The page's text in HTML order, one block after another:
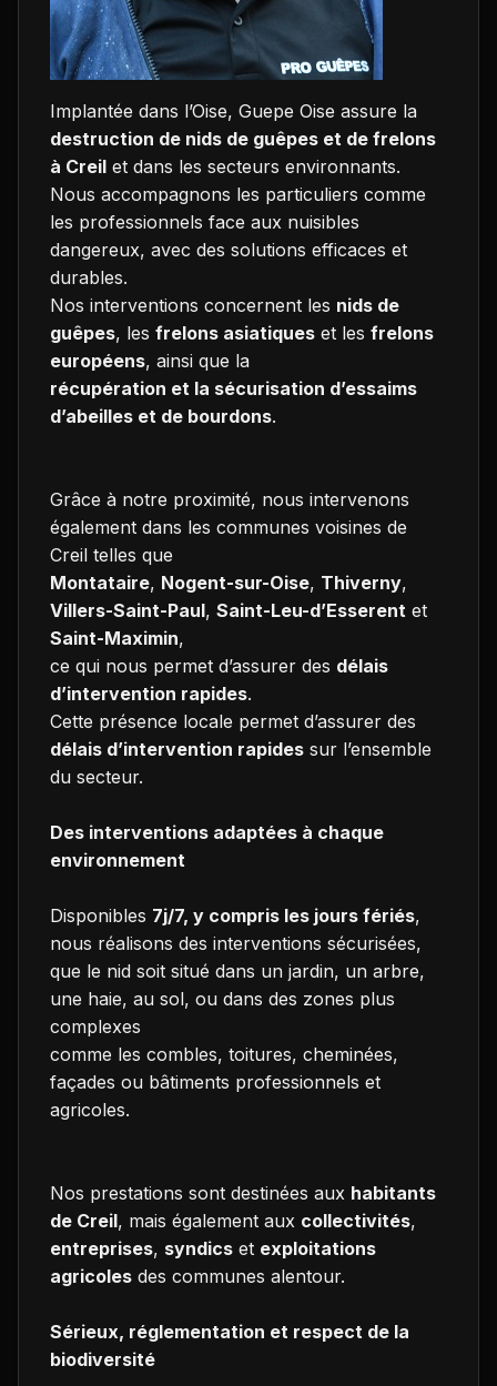
Implantée dans l’Oise, Guepe Oise assure la
destruction de nids de guêpes et de frelons
à Creil et dans les secteurs environnants.
Nous accompagnons les particuliers comme
les professionnels face aux nuisibles
dangereux, avec des solutions efficaces et
durables.
Nos interventions concernent les nids de
guêpes, les frelons asiatiques et les frelons
européens, ainsi que la
récupération et la sécurisation d’essaims
d’abeilles et de bourdons.
Grâce à notre proximité, nous intervenons
également dans les communes voisines de
Creil telles que
Montataire, Nogent-sur-Oise, Thiverny,
Villers-Saint-Paul, Saint-Leu-d’Esserent et
Saint-Maximin,
ce qui nous permet d’assurer des délais
d’intervention rapides.
Cette présence locale permet d’assurer des
délais d’intervention rapides sur l’ensemble
du secteur.
Des interventions adaptées à chaque
environnement
Disponibles 7j/7, y compris les jours fériés,
nous réalisons des interventions sécurisées,
que le nid soit situé dans un jardin, un arbre,
une haie, au sol, ou dans des zones plus
complexes
comme les combles, toitures, cheminées,
façades ou bâtiments professionnels et
agricoles.
Nos prestations sont destinées aux habitants
de Creil, mais également aux collectivités,
entreprises, syndics et exploitations
agricoles des communes alentour.
Sérieux, réglementation et respect de la
biodiversité